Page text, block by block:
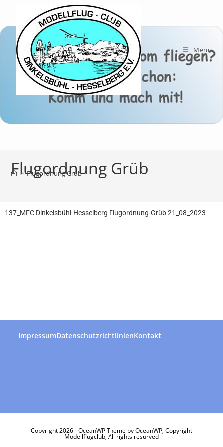
Menü
Flugordnung Grüb
> Flugordnung Grüb
137_MFC Dinkelsbühl-Hesselberg Flugordnung-Grüb 21_08_2023
ImpressumDatenschutzrichtlinienKontakt
Copyright 2026 - OceanWP Theme by OceanWP, Copyright
Modellflugclub, All rights resurved